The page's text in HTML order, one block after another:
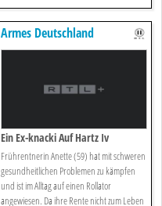
Armes Deutschland
Ein Ex-knacki Auf Hartz Iv
Frührentnerin Anette (59) hat mit schweren
gesundheitlichen Problemen zu kämpfen
und ist im Alltag auf einen Rollator
angewiesen. Da ihre Rente nicht zum Leben